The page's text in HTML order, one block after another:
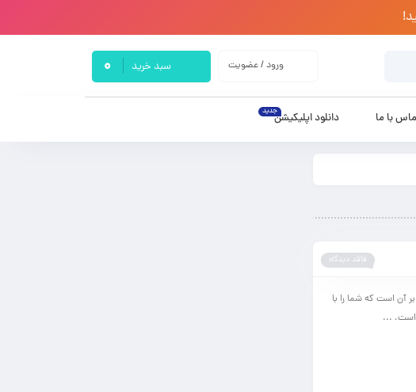
ورود / عضویت سبد خرید 0
با ما دانلود اپلیکیشنجدید
فاقد دیدگاه
آن است که شما را با
است، ...